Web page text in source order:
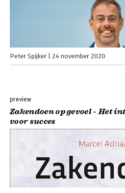
Peter Spijker 24 november 2020
preview
Zakendoen op gevoel - Het
voor succes